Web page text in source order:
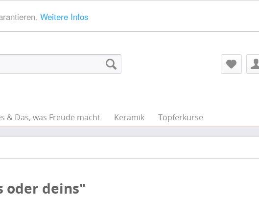
Weitere Infos
& Das, was Freude macht Keramik Töpferkurse
oder deins"